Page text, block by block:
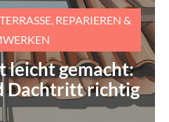
, REPARIEREN &
leicht gemacht:
Dachtritt richtig